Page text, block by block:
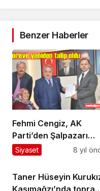
Benzer Haberler
Fehmi Cengiz, AK
Parti’den Şalpazarı
Belediye Başkanlığı
Siyaset 8 yıl
Taner Hüseyin